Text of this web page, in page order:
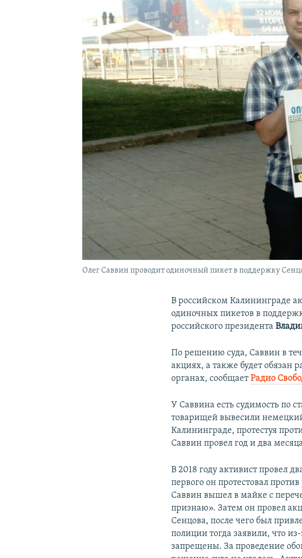
УКРАИНСКАЯ ПРОБЛЕМА КРЫМА
Олег Саввин проводит одиночный пикет в поддержку
В российском Калининграде
одиночных пикетов в
российского президента
По решению суда, Саввин в
акциях, а также будет обязан
органах, сообщаетРадио
У Саввина есть судимость по
товарищей вывесили
Калининграде, протестуя
Саввин провел год и два
В 2018 году активист провел
первого он протестовал
Саввин вышел в майке с
признаю». Затем он провел
Сенцова, после чего был
полиции тогда заявили, что
запрещены. За проведение